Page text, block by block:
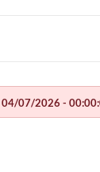
04/07/2026 -